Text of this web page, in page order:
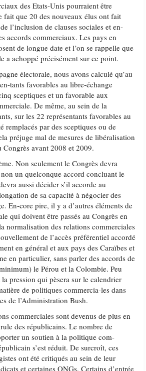
des Etats-Unis pourraient être
fait que 20 des nouveaux élus ont fait
l’inclusion de clauses sociales et en-
accords commerciaux. Les pays en
de longue date et l’on se rappelle que
a achoppé précisément sur ce point.
électorale, nous avons calculé qu’au
tants favorables au libre-échange
sceptiques et un favorable aux
De même, au sein de la
sur les 22 représentants favorables au
remplacés par des sceptiques ou de
préjuge mal de mesures de libéralisation
Congrès avant 2008 et 2009.
Non seulement le Congrès devra
un quelconque accord concluant le
aussi décider s’il accorde au
de sa capacité à négocier des
En-core pire, il y a d’autres éléments de
qui doivent être passés au Congrès en
normalisation des relations commerciales
de l’accès préférentiel accordé
en général et aux pays des Caraïbes et
en particulier, sans parler des accords de
le Pérou et la Colombie. Peu
la pression qui pèsera sur le calendrier
de politiques commercia-les dans
de l’Administration Bush.
commerciales sont devenus de plus en
des républicains. Le nombre de
un soutien à la politique com-
s’est réduit. De surcroît, ces
ont été critiqués au sein de leur
et certaines ONGs. Certains d’entrée